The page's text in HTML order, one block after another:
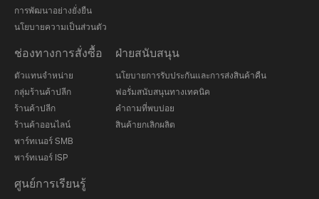
การพัฒนาอย่างยั่งยืน
นโยบายความเป็นส่วนตัว
ช่องทางการสั่งซื้อ
ตัวแทนจำหน่าย
กลุ่มร้านค้าปลีก
ร้านค้าปลีก
ร้านค้าออนไลน์
พาร์ทเนอร์ SMB
พาร์ทเนอร์ ISP
ฝ่ายสนับสนุน
นโยบายการรับประกันและการส่งสินค้าคืน
ฟอรั่มสนับสนุนทางเทคนิค
คำถามที่พบบ่อย
สินค้ายกเลิกผลิต
ศูนย์การเรียนรู้